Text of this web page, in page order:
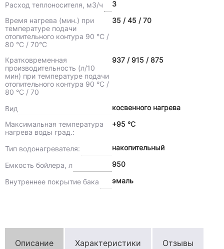
Расход теплоносителя, м3/ч
3
Время нагрева (мин.) при
температуре подачи
отопительного контура 90 °C /
80 °C / 70°C
35 / 45 / 70
Кратковременная
производительность (л/10
мин) при температуре подачи
отопительного контура 90 °C /
80 °C / 70
937 / 915 / 875
Вид
косвенного нагрева
Максимальная температура
нагрева воды град.:
+95 °С
Тип водонагревателя: накопительный
Емкость бойлера, л 950
Внутреннее покрытие бака эмаль
Описание Характеристики Отзывы